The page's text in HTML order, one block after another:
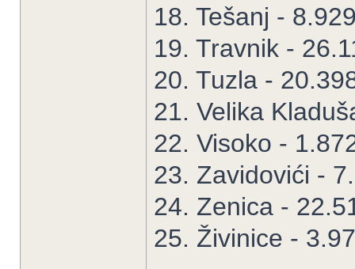
18. Tešanj -
19. Travnik -
20. Tuzla -
21. Velika
22. Visoko -
23. Zavidovići -
24. Zenica -
25. Živinice -